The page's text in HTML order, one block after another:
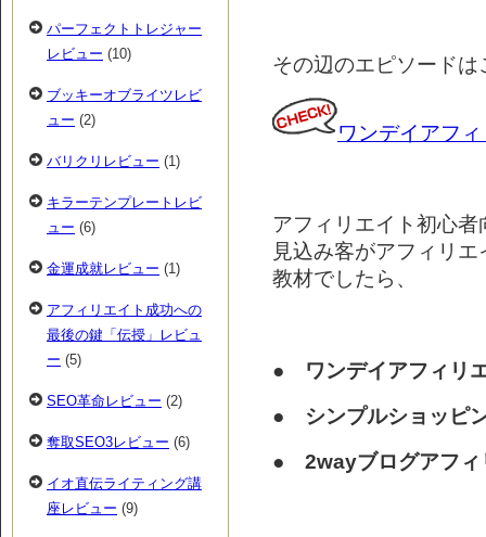
その辺のエピソード
ワンデイアフ
アフィリエイト初心
見込み客がアフィリ
教材でしたら、
● ワンデイアフィリ
● シンプルショッピ
● 2wayブログアフィ
パーフェクトトレジャー
レビュー (10)
ブッキーオブライツレビ
ュー (2)
バリクリレビュー (1)
キラーテンプレートレビ
ュー (6)
金運成就レビュー (1)
アフィリエイト成功への
最後の鍵「伝授」レビュ
ー (5)
SEO革命レビュー (2)
奪取SEO3レビュー (6)
イオ直伝ライティング講
座レビュー (9)